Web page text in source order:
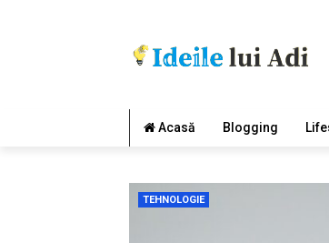
Acasă Blogging
TEHNOLOGIE